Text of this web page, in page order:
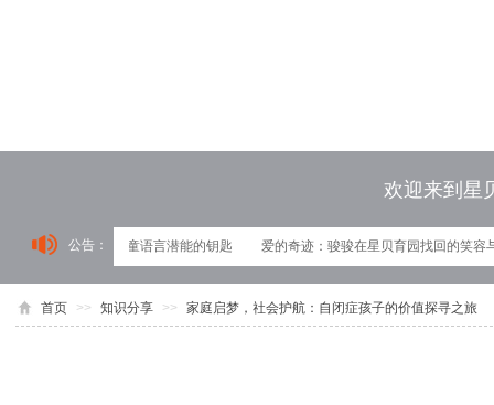
欢迎来到星
园：解锁自闭症儿童语言潜能的钥匙 爱的奇迹：骏骏在星贝育园找回的笑容与
公告：
首页 >> 知识分享 >> 家庭启梦，社会护航：自闭症孩子的价值探寻之旅